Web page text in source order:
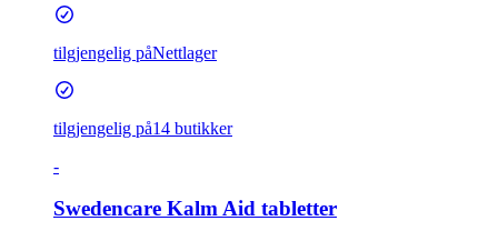
tilgjengelig påNettlager
tilgjengelig på14 butikker
-
Swedencare Kalm Aid tabletter